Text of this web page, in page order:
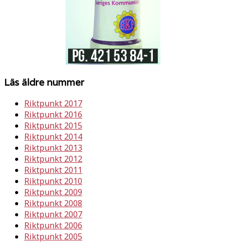
Läs äldre nummer
Riktpunkt 2017
Riktpunkt 2016
Riktpunkt 2015
Riktpunkt 2014
Riktpunkt 2013
Riktpunkt 2012
Riktpunkt 2011
Riktpunkt 2010
Riktpunkt 2009
Riktpunkt 2008
Riktpunkt 2007
Riktpunkt 2006
Riktpunkt 2005